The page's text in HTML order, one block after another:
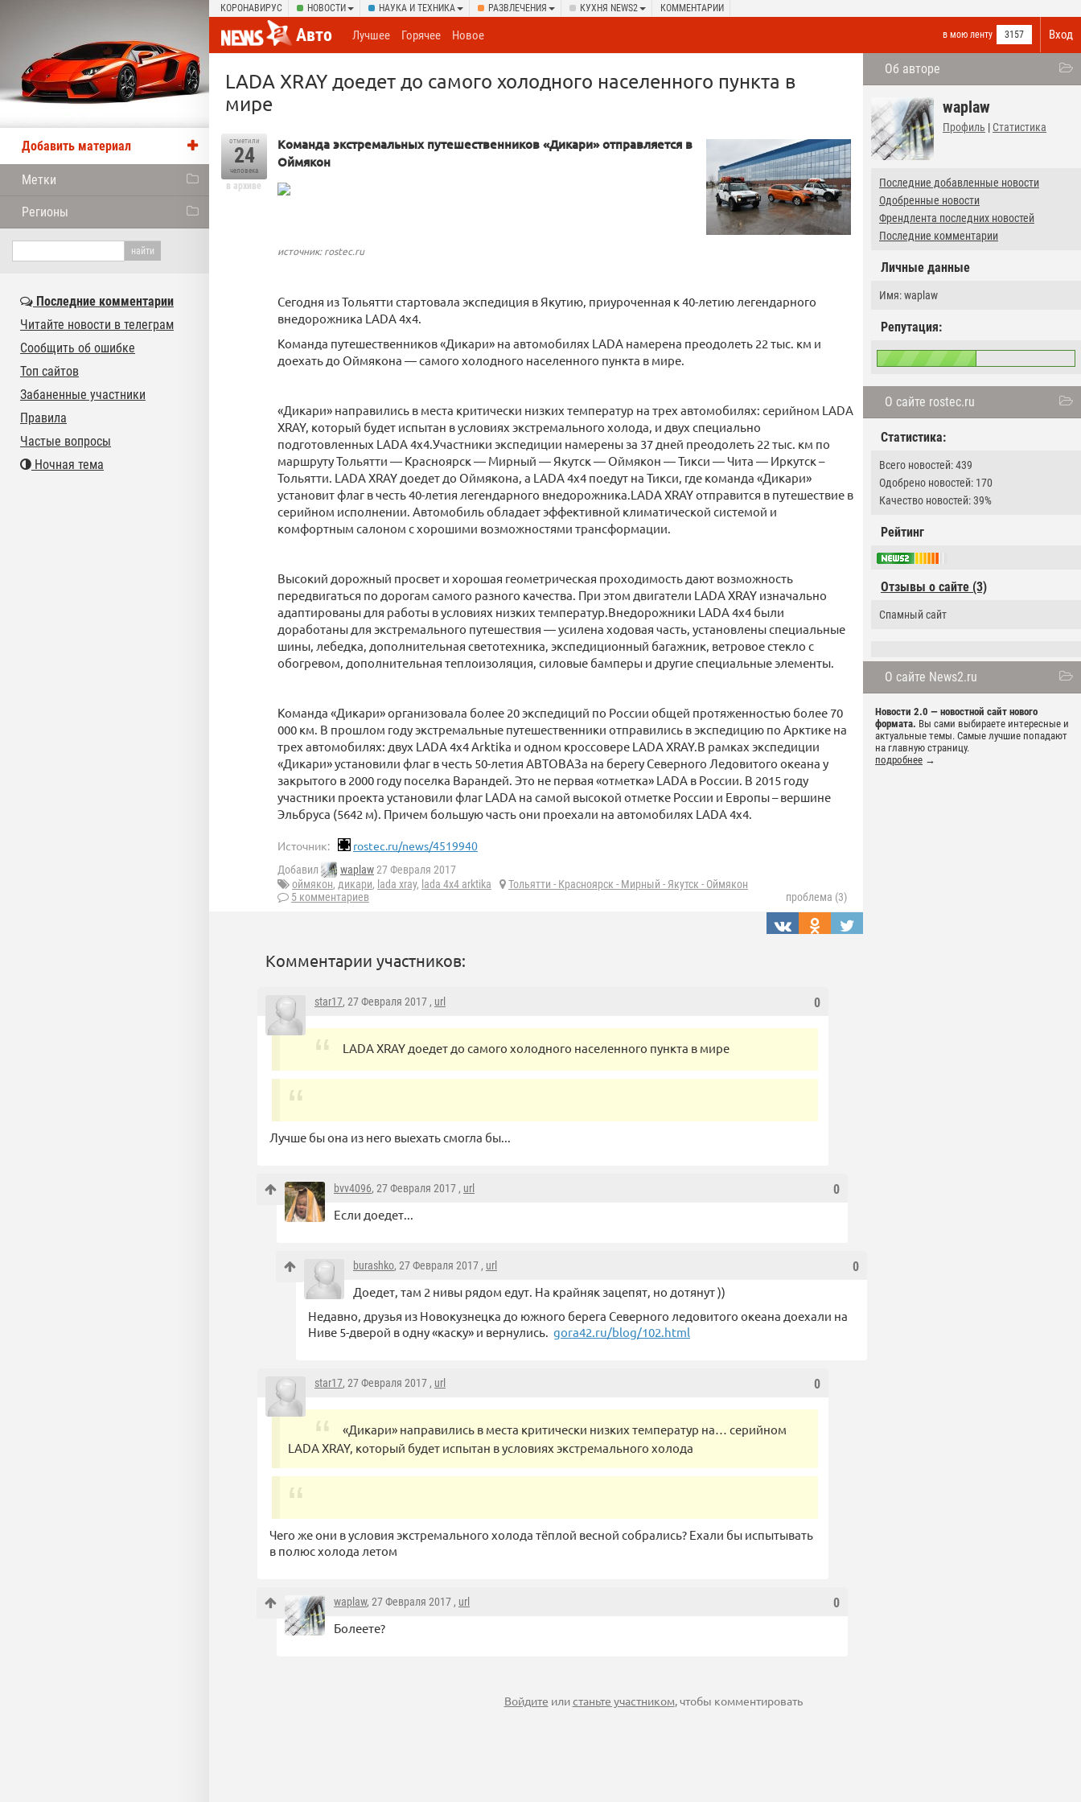
КОРОНАВИРУС НОВОСТИ НАУКА И ТЕХНИКА РАЗВЛЕЧЕНИЯ КУХНЯ NEWS2 КОММЕНТАРИИ
Вход
Авто в мою ленту 3157
Лучшее Горячее Новое
Об авторе
waplaw
Профиль | Статистика
Последние добавленные новости
Одобренные новости
Френдлента последних новостей
Последние комментарии
Личные данные
Имя: waplaw
Репутация:
О сайте rostec.ru
Статистика:
Всего новостей: 439
Одобрено новостей: 170
Качество новостей: 39%
Рейтинг
Отзывы о сайте (3)
Спамный сайт
О сайте News2.ru
Новости 2.0 — новостной сайт нового
формата. Вы сами выбираете интересные и
актуальные темы. Самые лучшие попадают
на главную страницу.
подробнее →
LADA XRAY доедет до самого холодного населенного пункта в
мире
отметили
24
человека
в архиве
Команда экстремальных путешественников «Дикари» отправляется в
Оймякон
источник: rostec.ru
Сегодня из Тольятти стартовала экспедиция в Якутию, приуроченная к 40-летию легендарного
внедорожника LADA 4x4.
Команда путешественников «Дикари» на автомобилях LADA намерена преодолеть 22 тыс. км и
доехать до Оймякона — самого холодного населенного пункта в мире.
«Дикари» направились в места критически низких температур на трех автомобилях: серийном LADA
XRAY, который будет испытан в условиях экстремального холода, и двух специально
подготовленных LADA 4x4.Участники экспедиции намерены за 37 дней преодолеть 22 тыс. км по
маршруту Тольятти — Красноярск — Мирный — Якутск — Оймякон — Тикси — Чита — Иркутск –
Тольятти. LADA XRAY доедет до Оймякона, а LADA 4х4 поедут на Тикси, где команда «Дикари»
установит флаг в честь 40-летия легендарного внедорожника.LADA XRAY отправится в путешествие в
серийном исполнении. Автомобиль обладает эффективной климатической системой и
комфортным салоном с хорошими возможностями трансформации.
Высокий дорожный просвет и хорошая геометрическая проходимость дают возможность
передвигаться по дорогам самого разного качества. При этом двигатели LADA XRAY изначально
адаптированы для работы в условиях низких температур.Внедорожники LADA 4x4 были
доработаны для экстремального путешествия — усилена ходовая часть, установлены специальные
шины, лебедка, дополнительная светотехника, экспедиционный багажник, ветровое стекло с
обогревом, дополнительная теплоизоляция, силовые бамперы и другие специальные элементы.
Команда «Дикари» организовала более 20 экспедиций по России общей протяженностью более 70
000 км. В прошлом году экстремальные путешественники отправились в экспедицию по Арктике на
трех автомобилях: двух LADA 4x4 Arktika и одном кроссовере LADA XRAY.В рамках экспедиции
«Дикари» установили флаг в честь 50-летия АВТОВАЗа на берегу Северного Ледовитого океана у
закрытого в 2000 году поселка Варандей. Это не первая «отметка» LADA в России. В 2015 году
участники проекта установили флаг LADA на самой высокой отметке России и Европы – вершине
Эльбруса (5642 м). Причем большую часть они проехали на автомобилях LADA 4x4.
Источник: rostec.ru/news/4519940
Добавил waplaw27 Февраля 2017
оймякон, дикари, lada xray, lada 4x4 arktika
Тольятти - Красноярск - Мирный - Якутск - Оймякон
5 комментариев
проблема (3)
Комментарии участников:
0
star17, 27 Февраля 2017 , url
LADA XRAY доедет до самого холодного населенного пункта в мире
Лучше бы она из него выехать смогла бы...
0
bvv4096, 27 Февраля 2017 , url
Если доедет...
0
burashko, 27 Февраля 2017 , url
Доедет, там 2 нивы рядом едут. На крайняк зацепят, но дотянут ))
Недавно, друзья из Новокузнецка до южного берега Северного ледовитого океана доехали на
Ниве 5-дверой в одну «каску» и вернулись. gora42.ru/blog/102.html
0
star17, 27 Февраля 2017 , url
«Дикари» направились в места критически низких температур на… серийном
LADA XRAY, который будет испытан в условиях экстремального холода
Чего же они в условия экстремального холода тёплой весной собрались? Ехали бы испытывать
в полюс холода летом
0
waplaw, 27 Февраля 2017 , url
Болеете?
Войдите илистаньте участником, чтобы комментировать
Добавить материал
Метки
Регионы
Последние комментарии
Читайте новости в телеграм
Сообщить об ошибке
Топ сайтов
Забаненные участники
Правила
Частые вопросы
Ночная тема